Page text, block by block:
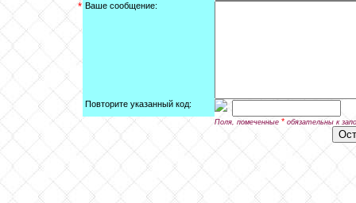
* Ваше сообщение:
Повторите указанный код:
Поля, помеченные * обязательны к